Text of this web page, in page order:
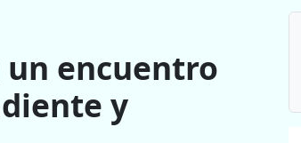
un encuentro
y